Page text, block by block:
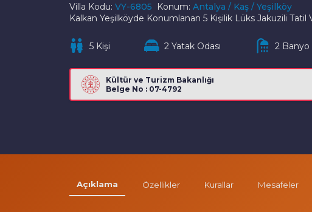
Villa Kodu: VY-6805 Konum: Antalya / Kaş / Yeşilköy
Kalkan Yeşilköyde Konumlanan 5 Kişilik Lüks Jakuzili Tatil
5 Kişi 2 Yatak Odası 2 Banyo
Kültür ve Turizm Bakanlığı
Belge No : 07-4792
Açıklama Özellikler Kurallar Mesafeler